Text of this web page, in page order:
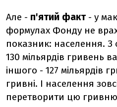
Але - п'ятий факт- у
формулах Фонду не
показник: населення. З
130 мільярдів гривень
іншого - 127 мільярдів
гривні. І населення
перетворити цю